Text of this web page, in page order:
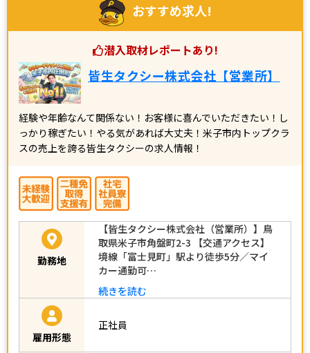
おすすめ求人!
潜入取材レポートあり!
皆生タクシー株式会社【営業所】
経験や年齢なんて関係ない！お客様に喜んでいただきたい！し
っかり稼ぎたい！やる気があれば大丈夫！米子市内トップクラ
スの売上を誇る皆生タクシーの求人情報！
勤務地
【皆生タクシー株式会社（営業所）】鳥
取県米子市角盤町2-3 【交通アクセス】
境線「富士見町」駅より徒歩5分／マイ
カー通勤可…
続きを読む
雇用形態
正社員